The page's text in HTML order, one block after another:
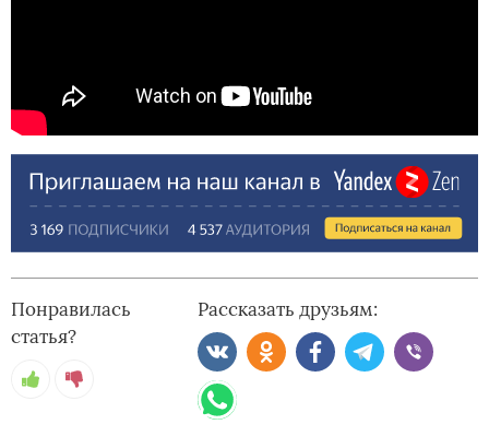
Понравилась
статья?
Рассказать друзьям: